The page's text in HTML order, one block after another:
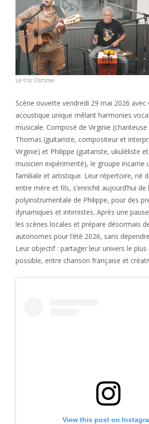
Le trio Osmose.
Scène ouverte vendredi 29 mai 2026
acoustique unique mêlant harmonies
musicale. Composé de Virginie
Thomas (guitariste, compositeur et
Virginie) et Philippe (guitariste, ukuléliste
musicien expérimenté), le groupe incarne
familiale et artistique. Leur répertoire, né
entre mère et fils, s’enrichit aujourd’hui
polyinstrumentale de Philippe, pour des
dynamiques et intimistes. Après une
les scènes locales et prépare désormais
autonomes pour l’été 2026, sans
Leur objectif : partager leur univers le
possible, entre chanson française et
View this post on